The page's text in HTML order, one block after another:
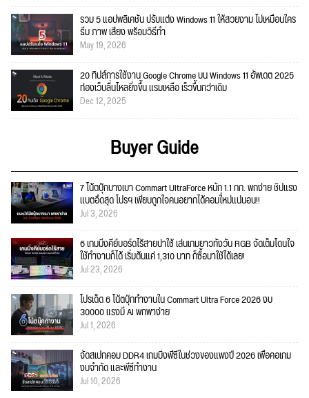
รวม 5 แอปพลิเคชัน ปรับแต่ง Windows 11 ให้สวยงาม ไม่เหมือนใคร
ธีม ภาพ เสียง พร้อมวิธีทำ
May 19, 2026
20 ทิปส์การใช้งาน Google Chrome บน Windows 11 อัพเดต 2025
ท่องเว็บลื่นไหลยิ่งขึ้น แรมเหลือ เร็วขึ้นกว่าเดิม
Dec 12, 2025
Buyer Guide
7 โน้ตบุ๊กบางเบา Commart UltraForce หนัก 1.1 กก. พกง่าย ชิปแรง
แบตอึดสุด โปรฯ เพียบถูกใจคนอยากได้คอมใ่หม่แน่นอน!!
Jul 3, 2026
6 เกมมิ่งคีย์บอร์ดไร้สายน่าใช้ เล่นเกมยาวทั้งวัน RGB จัดเต็มโดนใจ
ใช้ทำงานก็ได้ เริ่มต้นแค่ 1,310 บาท ก็ซื้อมาใช้ได้เลย!
Jul 23, 2026
โปรเด็ด 6 โน้ตบุ๊กทำงานใน Commart Ultra Force 2026 งบ
30000 แรงมี AI พกพาง่าย
Jul 1, 2026
จัดสเปกคอม DDR4 เกมมิ่งพีซีในช่วงของแพงปี 2026 เพื่อคอเกม
งบจำกัด และพีซีทำงาน
Jul 10, 2026